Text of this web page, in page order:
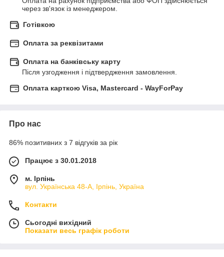
через зв'язок із менеджером.
Готівкою
Оплата за реквізитами
Оплата на банківську карту
Після узгодження і підтвердження замовлення.
Оплата карткою Visa, Mastercard - WayForPay
Про нас
86% позитивних з 7 відгуків за рік
Працює з 30.01.2018
м. Ірпінь
вул. Українська 48-А, Ірпінь, Україна
Контакти
Сьогодні вихідний
Показати весь графік роботи